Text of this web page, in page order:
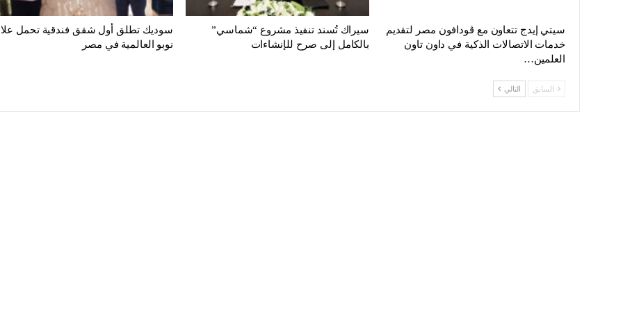
سيتي إيدج تتعاون مع ڤودافون مصر لتقديم
خدمات الاتصالات الذكية في داون تاون
العلمين…
سيراك تُسند تنفيذ مشروع “شماسي”
بالكامل إلى صرح للإنشاءات
سوديك تطلق أول شقق فندقية تحمل
نوبو العالمية في مصر
السابق التالي